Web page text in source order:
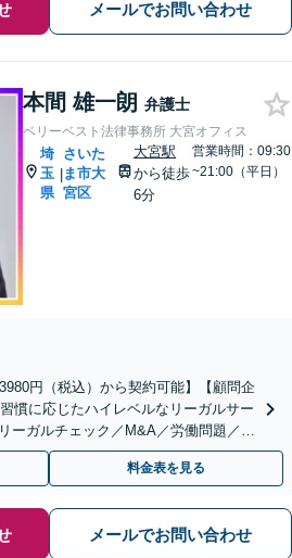
メールでお問い合わせ
本間 雄一朗 弁護士
ベリーベスト法律事務所 大宮オフィス
埼
玉
県
|
さいた
ま市大
宮区
大宮駅
から徒歩
6分
営業時間：09:30
~21:00（平日）
円（税込）から契約可能】【顧問企
慣に応じたハイレベルなリーガルサー
ーガルチェック／M&A／労働問題／知
士業連携可能】
料金表を見る
メールでお問い合わせ